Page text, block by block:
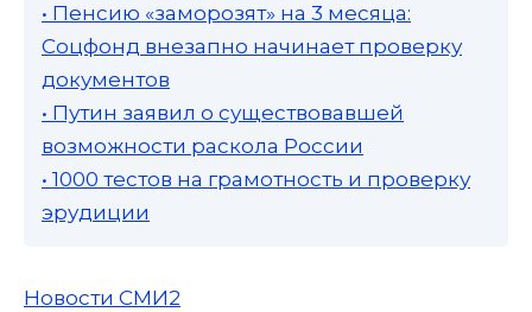
• Пенсию «заморозят» на 3 месяца:
Соцфонд внезапно начинает проверку
документов
• Путин заявил о существовавшей
возможности раскола России
• 1000 тестов на грамотность и проверку
эрудиции
Новости СМИ2